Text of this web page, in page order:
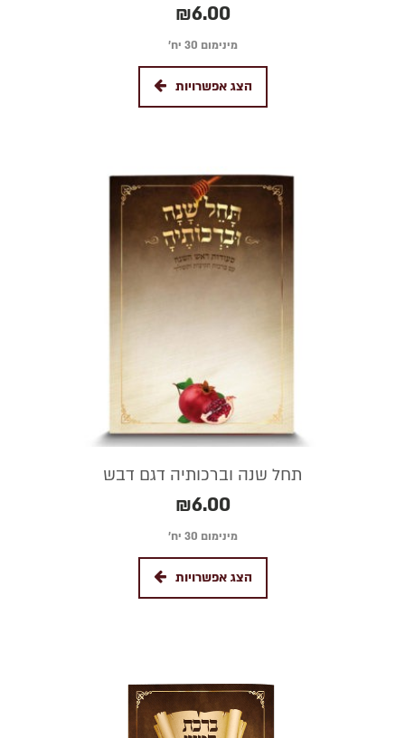
₪6.00
מינימום 30 יח׳
הצג אפשרויות
תחל שנה וברכותיה דגם דבש
₪6.00
מינימום 30 יח׳
הצג אפשרויות